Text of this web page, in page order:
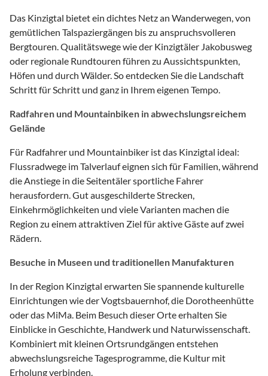
Das Kinzigtal bietet ein dichtes Netz an Wanderwegen, von
gemütlichen Talspaziergängen bis zu anspruchsvolleren
Bergtouren. Qualitätswege wie der Kinzigtäler Jakobusweg
oder regionale Rundtouren führen zu Aussichtspunkten,
Höfen und durch Wälder. So entdecken Sie die Landschaft
Schritt für Schritt und ganz in Ihrem eigenen Tempo.
Radfahren und Mountainbiken in abwechslungsreichem
Gelände
Für Radfahrer und Mountainbiker ist das Kinzigtal ideal:
Flussradwege im Talverlauf eignen sich für Familien, während
die Anstiege in die Seitentäler sportliche Fahrer
herausfordern. Gut ausgeschilderte Strecken,
Einkehrmöglichkeiten und viele Varianten machen die
Region zu einem attraktiven Ziel für aktive Gäste auf zwei
Rädern.
Besuche in Museen und traditionellen Manufakturen
In der Region Kinzigtal erwarten Sie spannende kulturelle
Einrichtungen wie der Vogtsbauernhof, die Dorotheenhütte
oder das MiMa. Beim Besuch dieser Orte erhalten Sie
Einblicke in Geschichte, Handwerk und Naturwissenschaft.
Kombiniert mit kleinen Ortsrundgängen entstehen
abwechslungsreiche Tagesprogramme, die Kultur mit
Erholung verbinden.